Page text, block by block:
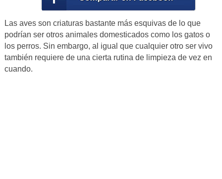
Las aves son criaturas bastante más esquivas de lo que
podrían ser otros animales domesticados como los gatos o
los perros. Sin embargo, al igual que cualquier otro ser vivo
también requiere de una cierta rutina de limpieza de vez en
cuando.